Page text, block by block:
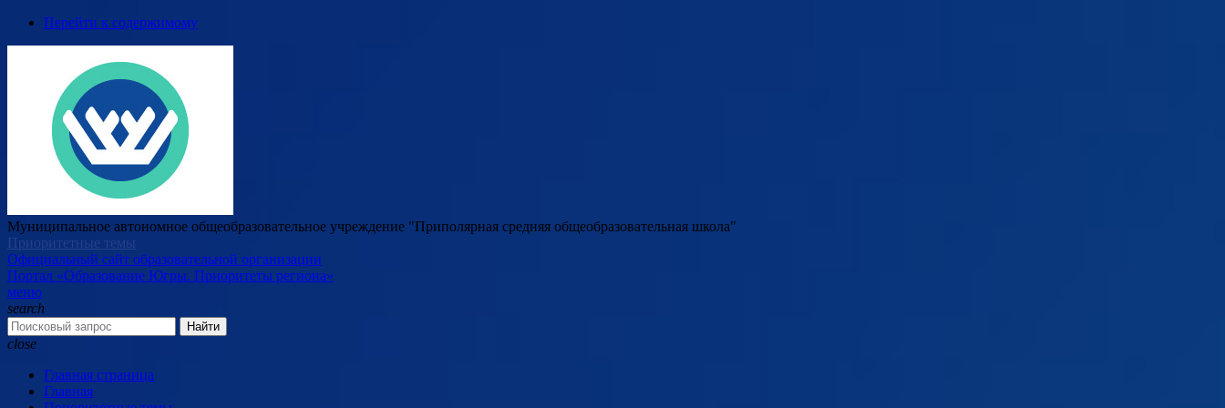
Перейти к содержимому
Муниципальное автономное общеобразовательное учреждение "Приполярная средняя общеобразовательная школа"
Приоритетные темы
Официальный сайт образовательной организации
Портал «Образование Югры. Приоритеты региона»
меню
search
Найти
close
Главная страница
Главная